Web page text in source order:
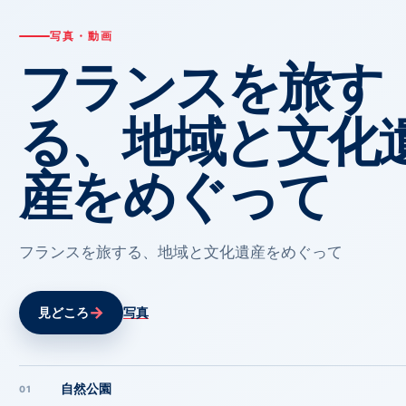
写真・動画
フランスを旅す
る、地域と文化
産をめぐって
フランスを旅する、地域と文化遺産をめぐって
見どころ→ 写真
01 自然公園